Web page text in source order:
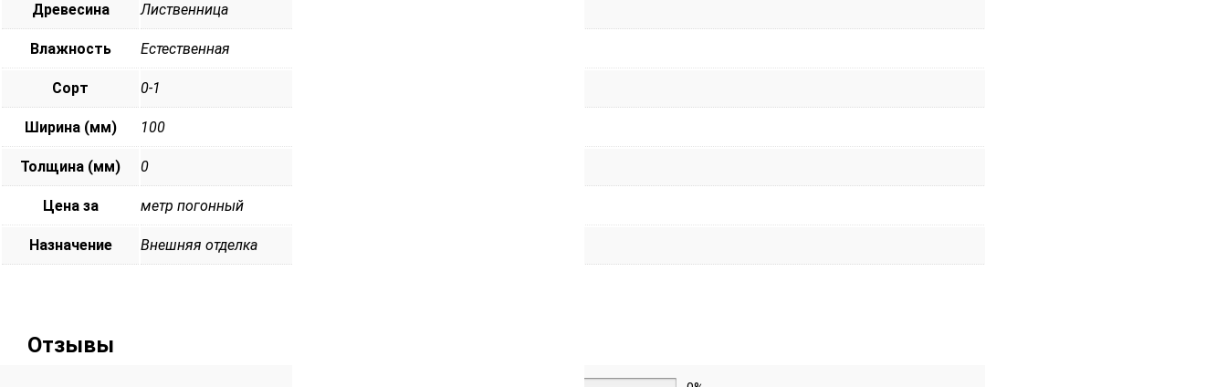
Древесина Лиственница
Влажность Естественная
Сорт 0-1
Ширина (мм) 100
Толщина (мм) 0
Цена за метр погонный
Назначение Внешняя отделка
Отзывы